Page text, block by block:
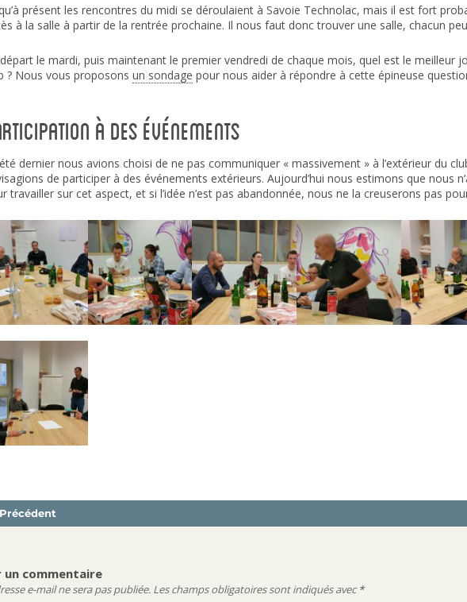
présent les rencontres du midi se déroulaient à Savoie Technolac, mais il est fort
à la salle à partir de la rentrée prochaine. Il nous faut donc trouver une salle, chacun
le mardi, puis maintenant le premier vendredi de chaque mois, quel est le meilleur
? Nous vous proposonsun sondage pour nous aider à répondre à cette épineuse
à des événements
dernier nous avions choisi de ne pas communiquer « massivement » à l’extérieur du
de participer à des événements extérieurs. Aujourd’hui nous estimons que nous
travailler sur cet aspect, et si l’idée n’est pas abandonnée, nous ne la creuserons pas
Précédent
un commentaire
e-mail ne sera pas publiée. Les champs obligatoires sont indiqués avec*